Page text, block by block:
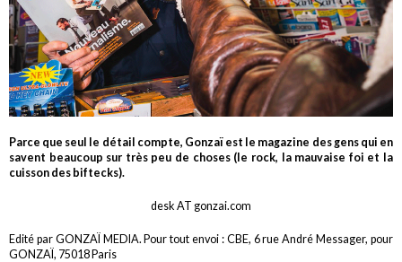
Parce que seul le détail compte, Gonzaï est le magazine des gens qui en
savent beaucoup sur très peu de choses (le rock, la mauvaise foi et la
cuisson des biftecks).
desk AT gonzai.com
Edité par GONZAÏ MEDIA. Pour tout envoi : CBE, 6 rue André Messager, pour
GONZAÏ, 75018 Paris